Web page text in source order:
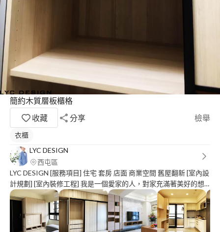
簡約木質層板櫃格
收藏
分享 檢舉
衣櫃
LYC DESIGN
西屯區
LYC DESIGN [服務項目] 住宅 套房 店面 商業空間 舊屋翻新 [室內設
計規劃] [室內裝修工程] 我是一個愛家的人，對家充滿著美好的想
像，每當業主委託我設計規劃的時候，我會當成自己的家來執行，
依照業主的需求及預算，兼顧機能與實用的生活空間將完整呈現，
業主委託給我的不只是房子，而是滿滿的寄託與信任，我將帶領業
主敞開住家的大門，細細品味量身訂製的居家環境。